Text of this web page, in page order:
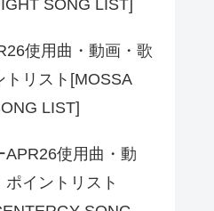
SONG LIST]
使用曲・動画・歌
リスト[MOSSA
LIST]
APR26使用曲・動
イントリスト